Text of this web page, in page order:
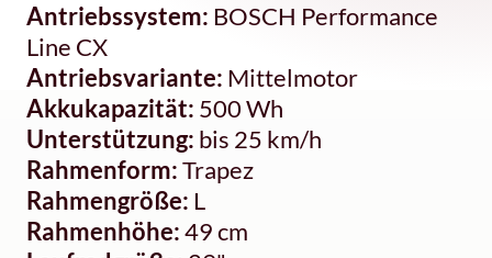
Antriebssystem: BOSCH Performance
Line CX
Antriebsvariante: Mittelmotor
Akkukapazität: 500 Wh
Unterstützung: bis 25 km/h
Rahmenform:Trapez
Rahmengröße: L
Rahmenhöhe:49 cm